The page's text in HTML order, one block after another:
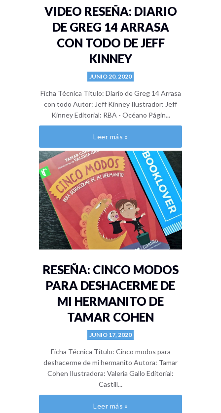
VIDEO RESEÑA: DIARIO
DE GREG 14 ARRASA
CON TODO DE JEFF
KINNEY
JUNIO 20, 2020
Ficha Técnica Título: Diario de Greg 14 Arrasa
con todo Autor: Jeff Kinney Ilustrador: Jeff
Kinney Editorial: RBA - Océano Págin...
Leer más »
RESEÑA: CINCO MODOS
PARA DESHACERME DE
MI HERMANITO DE
TAMAR COHEN
JUNIO 17, 2020
Ficha Técnica Título: Cinco modos para
deshacerme de mi hermanito Autora: Tamar
Cohen Ilustradora: Valeria Gallo Editorial:
Castill...
Leer más »